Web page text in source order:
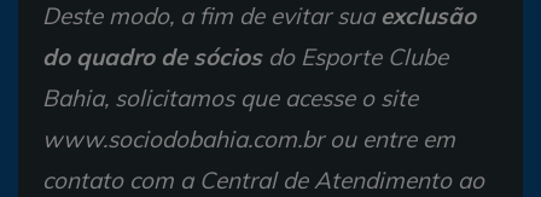
Deste modo, a fim de evitar sua exclusão
do quadro de sóciosdo Esporte Clube
Bahia, solicitamos que acesse o site
www.sociodobahia.com.br ou entre em
contato com a Central de Atendimento ao